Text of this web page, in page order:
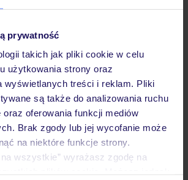
prywatność
takich jak pliki cookie w celu
użytkowania strony oraz
wyświetlanych treści i reklam. Pliki
są także do analizowania ruchu
oraz oferowania funkcji mediów
Brak zgody lub jej wycofanie może
na niektóre funkcje strony.
wszystkie” wyrażasz zgodę na